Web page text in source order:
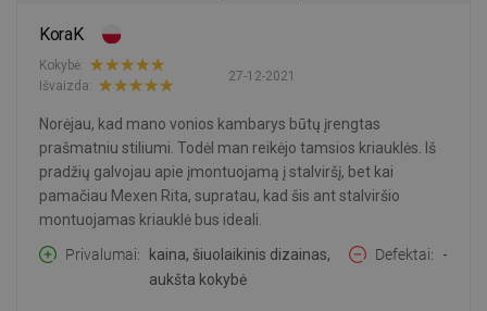
KoraK
27-12-2021
Kokybė:
Išvaizda:
Norėjau, kad mano vonios kambarys būtų įrengtas
prašmatniu stiliumi. Todėl man reikėjo tamsios kriauklės. Iš
pradžių galvojau apie įmontuojamą į stalviršį, bet kai
pamačiau Mexen Rita, supratau, kad šis ant stalviršio
montuojamas kriauklė bus ideali.
Privalumai
kaina, šiuolaikinis dizainas,
aukšta kokybė
Defektai -